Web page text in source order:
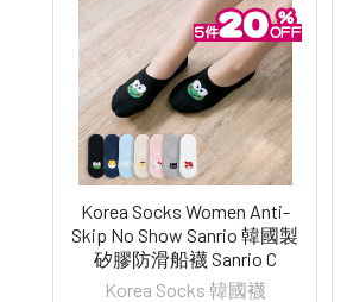
Korea Socks Women Anti-
Skip No Show Sanrio 韓國製
矽膠防滑船襪 Sanrio C
Korea Socks 韓國襪